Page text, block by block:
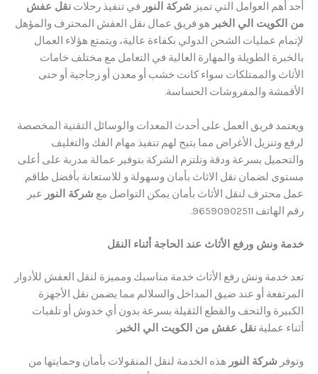
العوامل التي تميزشركة النورفي تنفيذ رحلاتنقل عفش
الي الخبرهو فريق عمال نقل العفش المحترف والمؤهل
عمليات الشحن الدولي بكفاءة عالية، ويتمتع هؤلاء العمال
الطويلة والمهارة العالية في التعامل مع مختلف خامات
والممتلكات سواء كانت خشب أو معدن أو زجاجية أو حتى
والمفروشات الحساسة.
فريق العمل على أحدث المعدات والوسائل التقنية المخصصة
الأغراض مما يتيح لهم تنفيذ مهام الفك والتغليف
بسرعة ودقة وتلتزم الشركة بتوفير عمالة مدربة على أعلى
لضمان نقل الاثاث بأمان وسهولة و ​للاستعانة بأفضل طاقم
لنقل الأثاث بأمان يمكن التواصل معشركة النورعبر
ورفع الأثاث عند الحاجة أثناء النقل
ونش رفع الأثاث خدمة مناسبك ومميزة لنقل العفش للأدوار
أو عند ضيق المداخل والسلالم مما يضمن نقل الأجهزة
والتحف والقطع الثقيلة بسرعة بدون أي خدوش أو تلفيات
نقل عفش من الكويت الي الخبر.
شركة النورهذه الخدمة لنقل المنقولات بأمان وحمايتها من